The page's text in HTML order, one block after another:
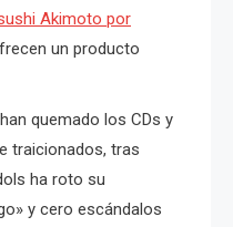
Akimoto por
un producto
quemado los CDs y
traicionados, tras
ha roto su
y cero escándalos